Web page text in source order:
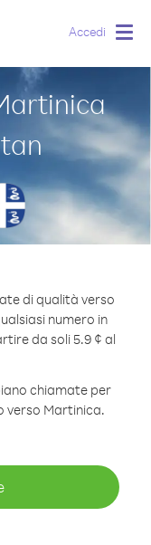
Accedi
di qualità verso
numero in
da soli 5.9 ¢ al
chiamate per
verso Martinica.